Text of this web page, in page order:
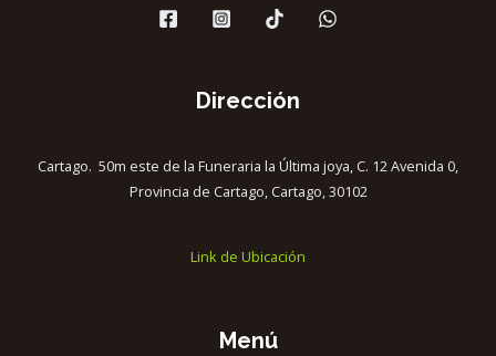
Dirección
Cartago. 50m este de la Funeraria la Última joya, C. 12 Avenida 0,
Provincia de Cartago, Cartago, 30102
Link de Ubicación
Menú